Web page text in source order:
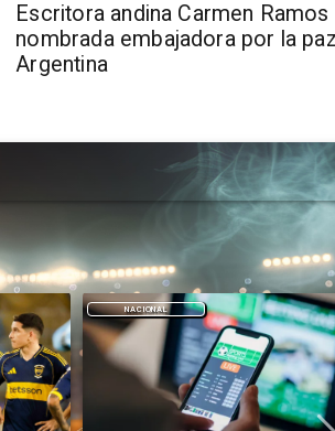
Escritora andina Carmen Ramos
nombrada embajadora por la
Argentina
DEPORTES